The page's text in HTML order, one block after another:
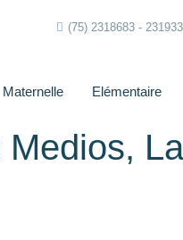
(75) 2318683 -
Maternelle Elémentaire
La